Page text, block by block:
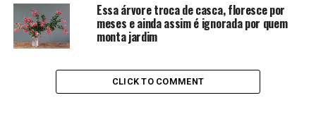
Essa árvore troca de casca, floresce por
meses e ainda assim é ignorada por quem
monta jardim
CLICK TO COMMENT